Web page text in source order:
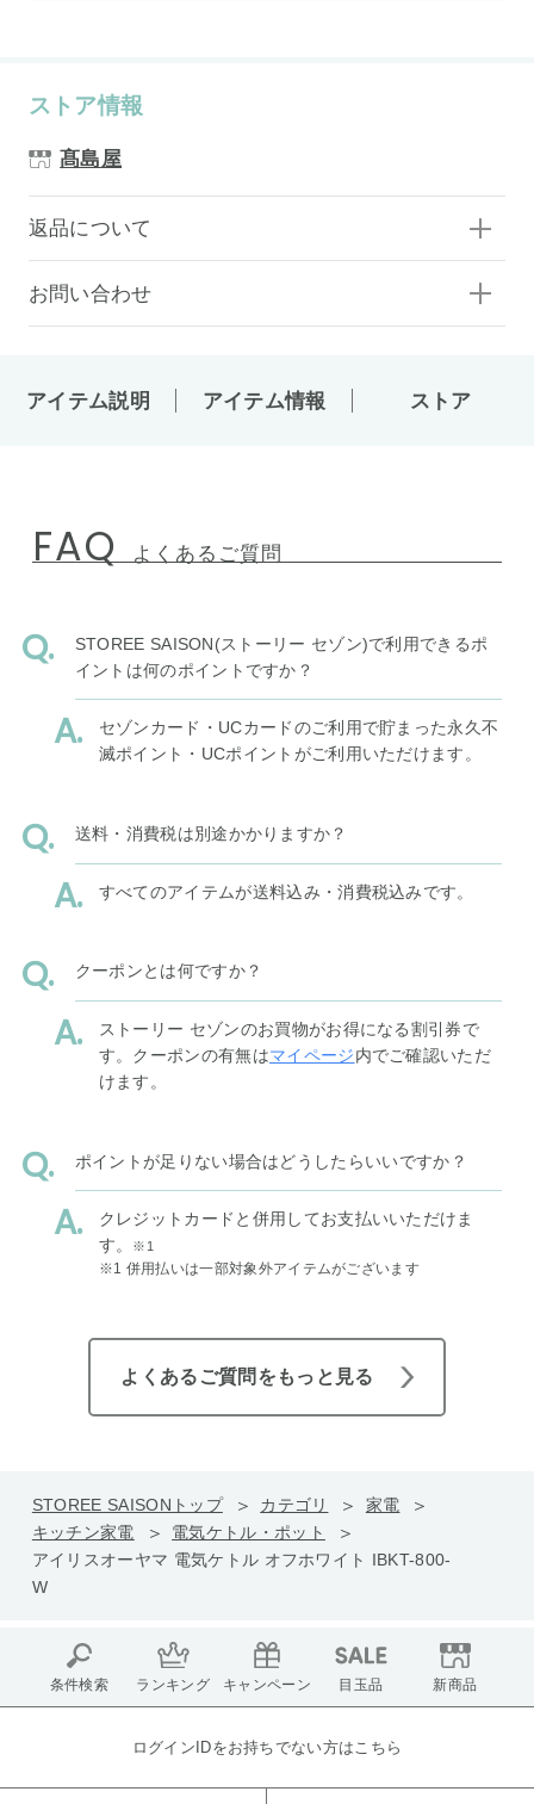
ストア情報
髙島屋
返品について
お問い合わせ
アイテム説明 アイテム情報 ストア
FAQ よくあるご質問
STOREE SAISON(ストーリー セゾン)で利用できるポ
イントは何のポイントですか？
セゾンカード・UCカードのご利用で貯まった永久不
滅ポイント・UCポイントがご利用いただけます。
送料・消費税は別途かかりますか？
すべてのアイテムが送料込み・消費税込みです。
クーポンとは何ですか？
ストーリー セゾンのお買物がお得になる割引券で
す。クーポンの有無はマイページ内でご確認いただ
けます。
ポイントが足りない場合はどうしたらいいですか？
クレジットカードと併用してお支払いいただけま
す。
※1
※1 併用払いは一部対象外アイテムがございます
よくあるご質問をもっと見る
STOREE SAISONトップ カテゴリ
家電
キッチン家電
電気ケトル・ポット
アイリスオーヤマ 電気ケトル オフホワイト IBKT-800-
W
条件検索 ランキング キャンペーン 目玉品 新商品
ログインIDをお持ちでない方はこちら